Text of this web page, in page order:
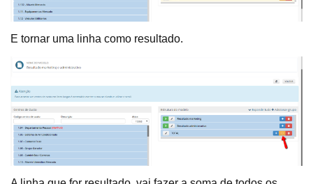
E tornar uma linha como resultado.